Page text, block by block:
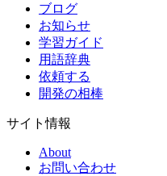
ブログ
お知らせ
学習ガイド
用語辞典
依頼する
開発の相棒
サイト情報
About
お問い合わせ